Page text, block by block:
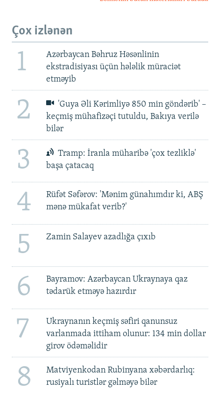
Çox izlənən
1
Azərbaycan Bəhruz Həsənlinin
ekstradisiyası üçün hələlik müraciət
etməyib
2
'Guya Əli Kərimliyə 850 min göndərib' –
keçmiş mühafizəçi tutuldu, Bakıya verilə
bilər
3
Tramp: İranla müharibə 'çox tezliklə'
başa çatacaq
4
Rüfət Səfərov: 'Mənim günahımdır ki, ABŞ
mənə mükafat verib?'
5 Zamin Salayev azadlığa çıxıb
6
Bayramov: Azərbaycan Ukraynaya qaz
tədarük etməyə hazırdır
7
Ukraynanın keçmiş səfiri qanunsuz
varlanmada ittiham olunur: 134 min dollar
girov ödəməlidir
8
Matviyenkodan Rubinyana xəbərdarlıq:
rusiyalı turistlər gəlməyə bilər